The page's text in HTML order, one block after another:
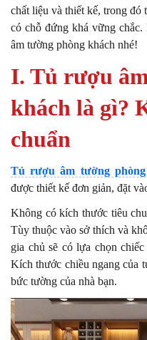
chất liệu và thiết kế, trong đó
có chỗ đứng khá vững
âm tường phòng khách nhé!
I. Tủ rượu
khách là gì?
chuẩn
Tủ rượu âm tường
được thiết kế đơn giản, đặt
Không có kích thước tiêu
Tùy thuộc vào sở thích và
gia chủ sẽ có lựa chọn
Kích thước chiều ngang của
bức tường của nhà bạn.